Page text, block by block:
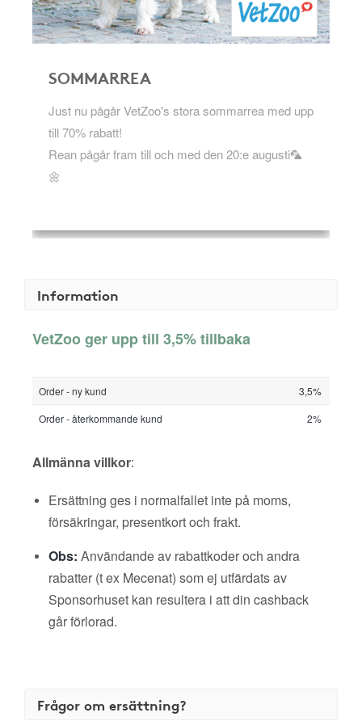
SOMMARREA
Just nu pågår VetZoo's stora sommarrea med upp
till 70% rabatt!
Rean pågår fram till och med den 20:e augusti🦜
🌼
Information
VetZoo ger upp till 3,5% tillbaka
Order - ny kund
3,5%
Order - återkommande kund
2%
Allmänna villkor:
Ersättning ges i normalfallet inte på moms,
försäkringar, presentkort och frakt.
Obs: Användande av rabattkoder och andra
rabatter (t ex Mecenat) som ej utfärdats av
Sponsorhuset kan resultera i att din cashback
går förlorad.
Frågor om ersättning?